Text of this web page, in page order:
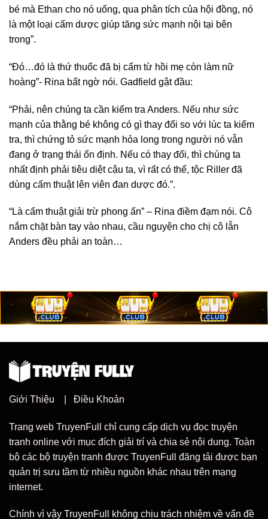
bé mà Ethan cho nó uống, qua phân tích của hội đồng, nó
là một loại cấm dược giúp tăng sức mạnh nội tại bên
trong”.
“Đó…đó là thứ thuốc đã bị cấm từ hồi mẹ còn làm nữ
hoàng”- Rina bất ngờ nói. Gadfield gật đầu:
“Phải, nên chúng ta cần kiểm tra Anders. Nếu như sức
mạnh của thằng bé không có gì thay đổi so với lúc ta kiểm
tra, thì chứng tỏ sức mạnh hỏa long trong người nó vẫn
đang ở trạng thái ổn định. Nếu có thay đổi, thì chúng ta
nhất định phải tiêu diệt cậu ta, vì rất có thể, tộc Riller đã
dùng cấm thuật lên viên đan dược đó.”.
“Là cấm thuật giải trừ phong ấn” – Rina điềm đạm nói. Cô
nắm chặt bàn tay vào nhau, cầu nguyện cho chị cô lẫn
Anders đều phải an toàn…
Giới Thiệu Điều Khoản
Trang web TruyenFull chỉ cung cấp dịch vụ đọc truyện
tranh online với mục đích giải trí và chia sẻ nội dung. Toàn
bộ các bộ truyện tranh được TruyenFull đăng tải được bạn
quản trị sưu tầm từ nhiều nguồn khác nhau trên mạng
internet.
Chính vì vậy TruyenFull không chịu trách nhiệm về vấn đề